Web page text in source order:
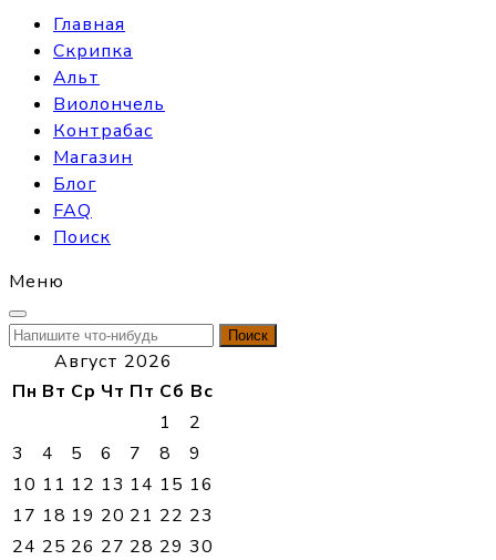
Главная
Скрипка
Альт
Виолончель
Контрабас
Магазин
Блог
FAQ
Поиск
Меню
Найти:
Август 2026
Пн Вт Ср Чт Пт Сб Вс
1
2
3
4 5 6 7 8
9
10 11 12 13 14 15 16
17 18 19 20 21 22 23
24 25 26 27 28 29 30